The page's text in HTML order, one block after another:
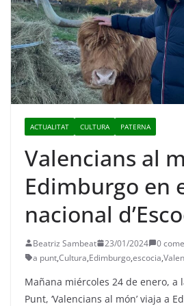
ACTUALITAT CULTURA PATERNA
Valencians al
Edimburgo en
nacional
Beatriz Sambeat 23/01/2024
0
a punt,Cultura,Edimburgo,escocia,
Mañana miércoles 24 de enero, a
Punt, ‘Valencians al món’ viaja a